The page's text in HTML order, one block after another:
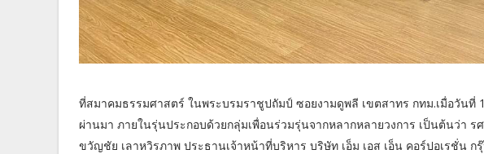
ที่สมาคมธรรมศาสตร์ ในพระบรมราชูปถัมป์ ซอยงามดูพลี เขตสาทร กทม.เมื่อวันที่
ผ่านมา ภายในรุ่นประกอบด้วยกลุ่มเพื่อนร่วมรุ่นจากหลากหลายวงการ เป็นต้นว่า
ขวัญชัย เลาหวิรภาพ ประธานเจ้าหน้าที่บริหาร บริษัท เอ็ม เอส เอ็น คอร์ปอเรชั่น